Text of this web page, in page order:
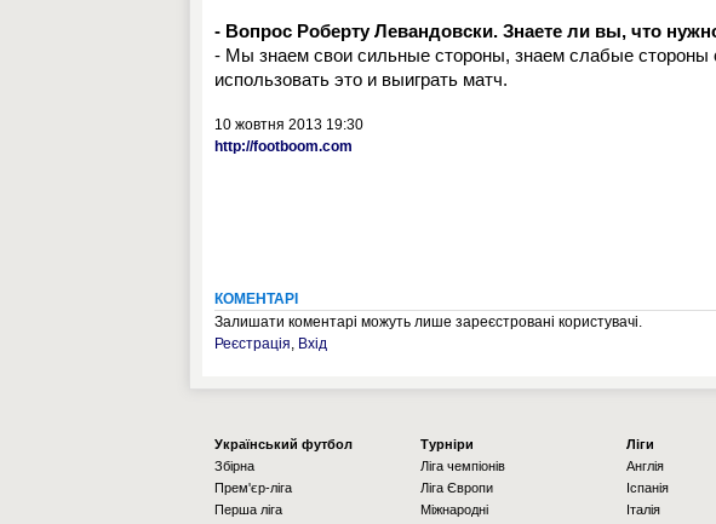
- Вопрос Роберту Левандовски. Знаете ли вы, что
- Мы знаем свои сильные стороны, знаем слабые стороны
использовать это и выиграть матч.
10 жовтня 2013 19:30
http://footboom.com
КОМЕНТАРІ
Залишати коментарі можуть лише зареєстровані користувачі.
Реєстрація, Вхід
Українcький футбол
Збірна
Прем'єр-ліга
Перша ліга
Турніри
Ліга чемпіонів
Ліга Європи
Міжнародні
Ліги
Англія
Іспанія
Італія